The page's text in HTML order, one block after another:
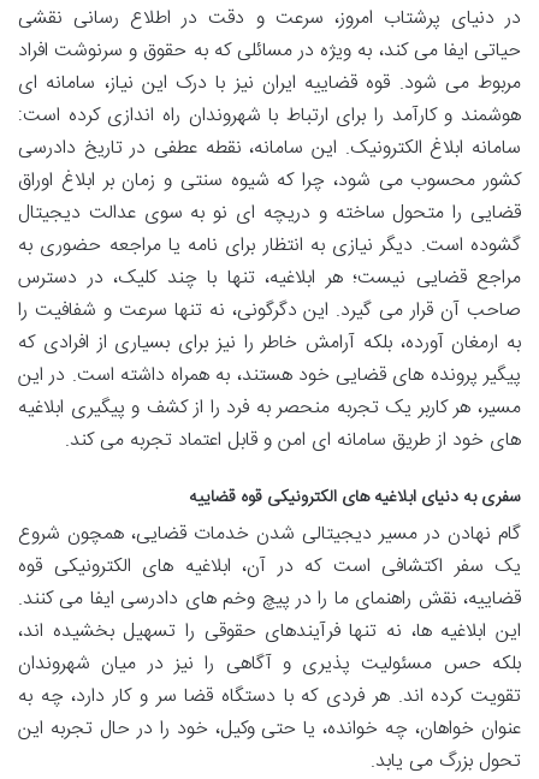
در دنیای پرشتاب امروز، سرعت و دقت در اطلاع رسانی نقشی
حیاتی ایفا می کند، به ویژه در مسائلی که به حقوق و سرنوشت افراد
مربوط می شود. قوه قضاییه ایران نیز با درک این نیاز، سامانه ای
هوشمند و کارآمد را برای ارتباط با شهروندان راه اندازی کرده است:
سامانه ابلاغ الکترونیک. این سامانه، نقطه عطفی در تاریخ دادرسی
کشور محسوب می شود، چرا که شیوه سنتی و زمان بر ابلاغ اوراق
قضایی را متحول ساخته و دریچه ای نو به سوی عدالت دیجیتال
گشوده است. دیگر نیازی به انتظار برای نامه یا مراجعه حضوری به
مراجع قضایی نیست؛ هر ابلاغیه، تنها با چند کلیک، در دسترس
صاحب آن قرار می گیرد. این دگرگونی، نه تنها سرعت و شفافیت را
به ارمغان آورده، بلکه آرامش خاطر را نیز برای بسیاری از افرادی که
پیگیر پرونده های قضایی خود هستند، به همراه داشته است. در این
مسیر، هر کاربر یک تجربه منحصر به فرد را از کشف و پیگیری ابلاغیه
های خود از طریق سامانه ای امن و قابل اعتماد تجربه می کند.
سفری به دنیای ابلاغیه های الکترونیکی قوه قضاییه
گام نهادن در مسیر دیجیتالی شدن خدمات قضایی، همچون شروع
یک سفر اکتشافی است که در آن، ابلاغیه های الکترونیکی قوه
قضاییه، نقش راهنمای ما را در پیچ وخم های دادرسی ایفا می کنند.
این ابلاغیه ها، نه تنها فرآیندهای حقوقی را تسهیل بخشیده اند،
بلکه حس مسئولیت پذیری و آگاهی را نیز در میان شهروندان
تقویت کرده اند. هر فردی که با دستگاه قضا سر و کار دارد، چه به
عنوان خواهان، چه خوانده، یا حتی وکیل، خود را در حال تجربه این
تحول بزرگ می یابد.